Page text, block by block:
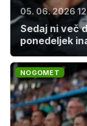
05. 06. 2026
Sedaj ni več
ponedeljek
NOGOMET